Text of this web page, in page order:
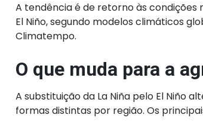
A tendência é de retorno às
El Niño, segundo modelos climáticos
Climatempo.
O que muda para a
A substituição da La Niña pelo El Niño
formas distintas por região. Os